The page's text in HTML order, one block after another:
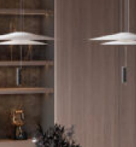
COMMODE
DRESSING